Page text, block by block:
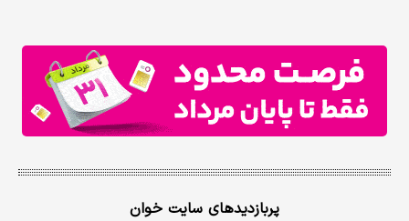
پربازدیدهای سایت خوان